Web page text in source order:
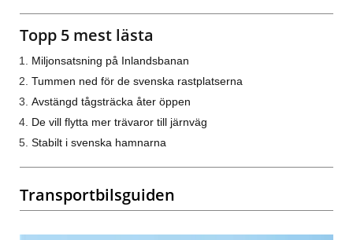
Topp 5 mest lästa
Miljonsatsning på Inlandsbanan
Tummen ned för de svenska rastplatserna
Avstängd tågsträcka åter öppen
De vill flytta mer trävaror till järnväg
Stabilt i svenska hamnarna
Transportbilsguiden